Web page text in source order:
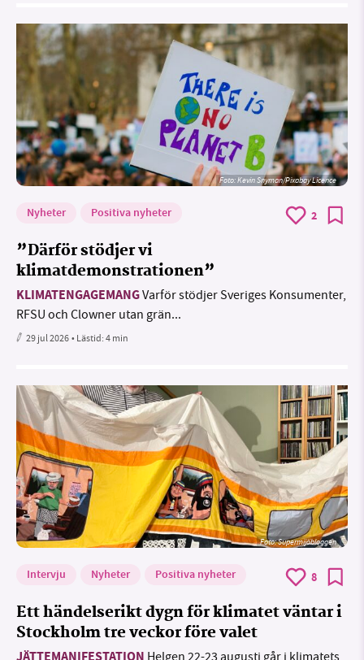
Foto:Kevin Snyman/Pixabay Licence
Nyheter Positiva nyheter 2
”Därför stödjer vi
klimatdemonstrationen”
KLIMATENGAGEMANGVarför stödjer Sveriges Konsumenter,
RFSU och Clowner utan grän...
29 jul 2026• Lästid:4 min
Foto: Supermijöbloggen
Intervju Nyheter Positiva nyheter 8
Ett händelserikt dygn för klimatet väntar i
Stockholm tre veckor före valet
Helgen 22-23 augusti går i klimatets